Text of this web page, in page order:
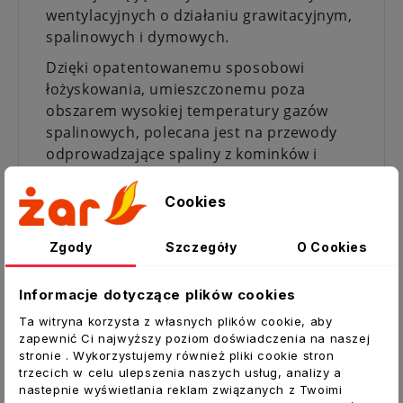
wentylacyjnych o działaniu grawitacyjnym,
spalinowych i dymowych.
Dzięki opatentowanemu sposobowi
łożyskowania, umieszczonemu poza
obszarem wysokiej temperatury gazów
spalinowych, polecana jest na przewody
odprowadzające spaliny z kominków i
Rotowent DRAGON wyposażony jest w
łożyska toczne wypełnione smarem
wysokotemperaturowym.
wywiewnej oraz ciągu w kominach
spalinowych i dymowych
kiedy występują zawirowania powietrza na
wylocie komina spowodowane jego
Cookies
Zgody Szczegóły O Cookies
Informacje dotyczące plików cookies
Ta witryna korzysta z własnych plików cookie, aby
zapewnić Ci najwyższy poziom doświadczenia na naszej
stronie . Wykorzystujemy również pliki cookie stron
trzecich w celu ulepszenia naszych usług, analizy a
nastepnie wyświetlania reklam związanych z Twoimi